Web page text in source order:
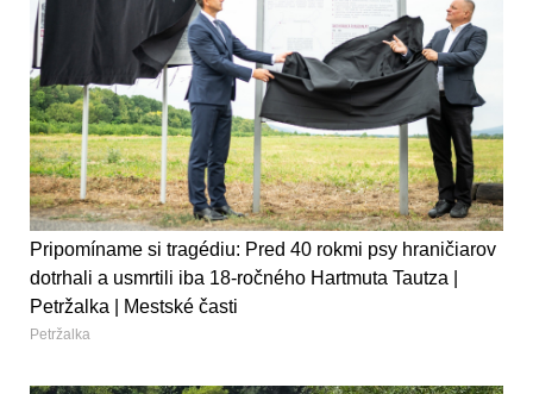
Pripomíname si tragédiu: Pred 40 rokmi psy hraničiarov
dotrhali a usmrtili iba 18-ročného Hartmuta Tautza |
Petržalka | Mestské časti
Petržalka